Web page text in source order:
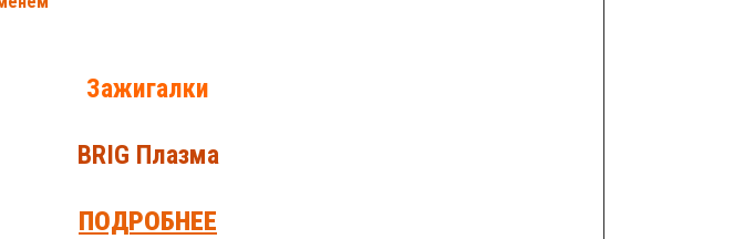
Зажигалки
BRIG Плазма
ПОДРОБНЕЕ